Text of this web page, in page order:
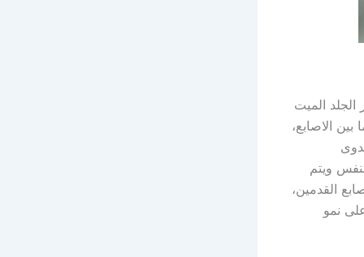
الميت
الاصابع،
ويتم
القدمين،
نمو